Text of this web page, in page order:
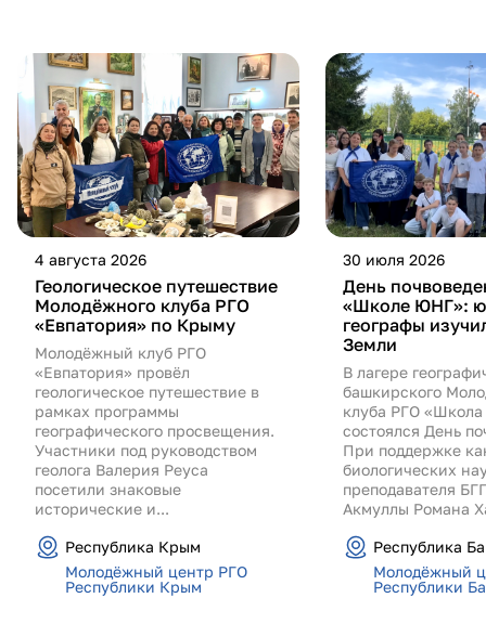
4 августа 2026
Геологическое путешествие
Молодёжного клуба РГО
«Евпатория» по Крыму
Молодёжный клуб РГО
«Евпатория» провёл
геологическое путешествие в
рамках программы
географического просвещения.
Участники под руководством
геолога Валерия Реуса
посетили знаковые
исторические и...
Республика Крым
Молодёжный центр РГО
Республики Крым
30 июля 2026
День
«Школе ЮНГ»:
географы
Земли
В лагере
башкирского
клуба РГО
состоялся День
При поддержке
биологических
преподавателя
Акмуллы Романа
Республика
Молодёжный
Республики